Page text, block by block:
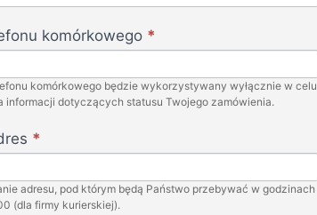
komórkowego *
komórkowego będzie wykorzystywany wyłącznie w celu
informacji dotyczących statusu Twojego zamówienia.
*
adresu, pod którym będą Państwo przebywać w godzinach
(dla firmy kurierskiej).